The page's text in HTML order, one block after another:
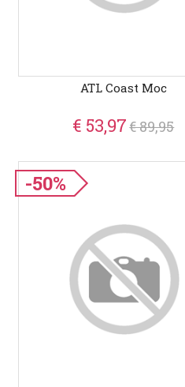
ATL Coast Moc
€ 53,97€ 89,95
-50%